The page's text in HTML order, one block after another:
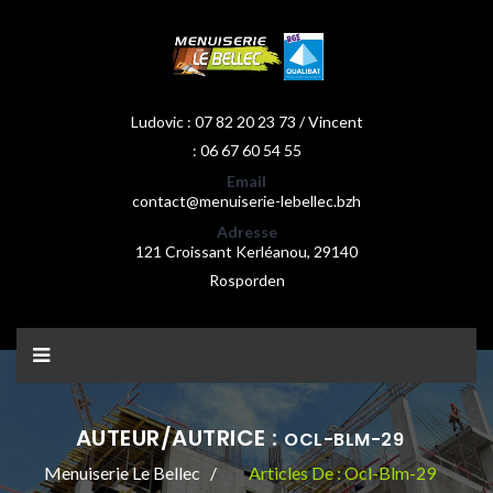
Ludovic : 07 82 20 23 73 / Vincent
: 06 67 60 54 55
Email
contact@menuiserie-lebellec.bzh
Adresse
121 Croissant Kerléanou, 29140
Rosporden
AUTEUR/AUTRICE :OCL-BLM-29
Menuiserie Le Bellec Articles De : Ocl-Blm-29